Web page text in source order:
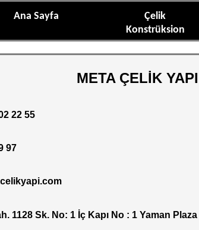
Ana Sayfa
Çelik
Konstrüksion
META ÇELİK
22 55
97
1128 Sk. No: 1 İç Kapı No : 1 Yaman